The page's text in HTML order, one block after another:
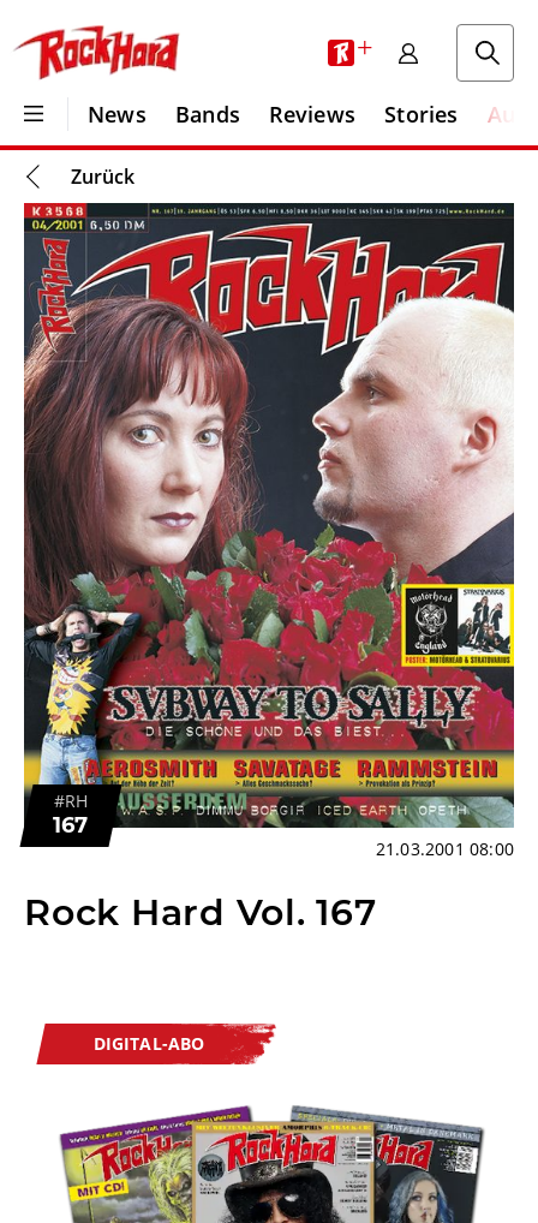
+
News Bands Reviews Stories
Zurück
#RH
167
21.03.2001 08:00
Rock Hard Vol. 167
DIGITAL-ABO